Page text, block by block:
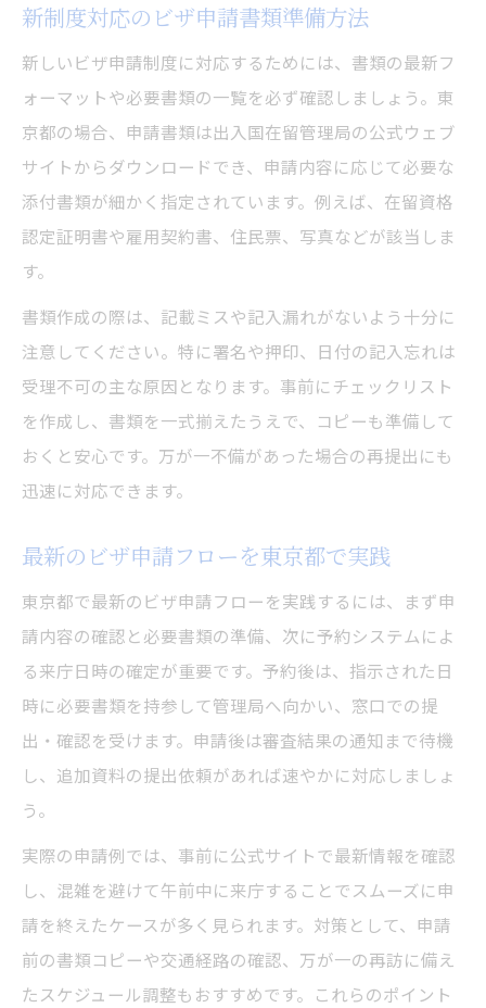
新制度対応のビザ申請書類準備方法
新しいビザ申請制度に対応するためには、書類の最新フ
ォーマットや必要書類の一覧を必ず確認しましょう。東
京都の場合、申請書類は出入国在留管理局の公式ウェブ
サイトからダウンロードでき、申請内容に応じて必要な
添付書類が細かく指定されています。例えば、在留資格
認定証明書や雇用契約書、住民票、写真などが該当しま
す。
書類作成の際は、記載ミスや記入漏れがないよう十分に
注意してください。特に署名や押印、日付の記入忘れは
受理不可の主な原因となります。事前にチェックリスト
を作成し、書類を一式揃えたうえで、コピーも準備して
おくと安心です。万が一不備があった場合の再提出にも
迅速に対応できます。
最新のビザ申請フローを東京都で実践
東京都で最新のビザ申請フローを実践するには、まず申
請内容の確認と必要書類の準備、次に予約システムによ
る来庁日時の確定が重要です。予約後は、指示された日
時に必要書類を持参して管理局へ向かい、窓口での提
出・確認を受けます。申請後は審査結果の通知まで待機
し、追加資料の提出依頼があれば速やかに対応しましょ
う。
実際の申請例では、事前に公式サイトで最新情報を確認
し、混雑を避けて午前中に来庁することでスムーズに申
請を終えたケースが多く見られます。対策として、申請
前の書類コピーや交通経路の確認、万が一の再訪に備え
たスケジュール調整もおすすめです。これらのポイント